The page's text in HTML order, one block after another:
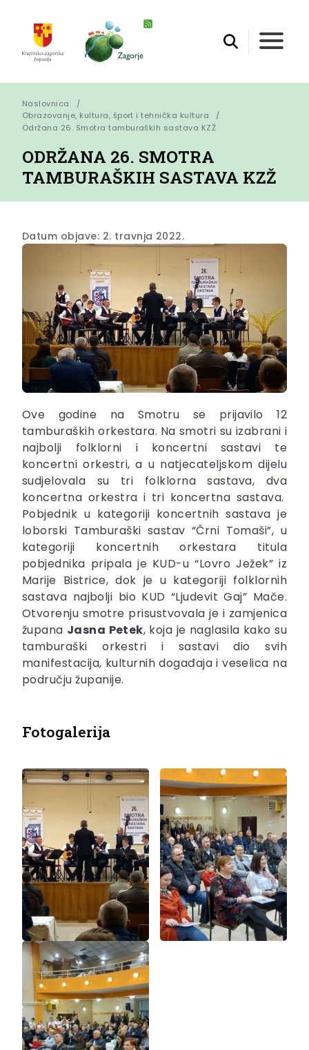
Naslovnica
Obrazovanje, kultura, šport i tehnička kultura
Održana 26. Smotra tamburaških sastava KZŽ
ODRŽANA 26. SMOTRA
TAMBURAŠKIH SASTAVA KZŽ
Datum objave: 2. travnja 2022.
Ove godine na Smotru se prijavilo 12
tamburaških orkestara. Na smotri su izabrani i
najbolji folklorni i koncertni sastavi te
koncertni orkestri, a u natjecateljskom dijelu
sudjelovala su tri folklorna sastava, dva
koncertna orkestra i tri koncertna sastava.
Pobjednik u kategoriji koncertnih sastava je
loborski Tamburaški sastav “Črni Tomaši”, u
kategoriji koncertnih orkestara titula
pobjednika pripala je KUD-u “Lovro Ježek” iz
Marije Bistrice, dok je u kategoriji folklornih
sastava najbolji bio KUD “Ljudevit Gaj” Mače.
Otvorenju smotre prisustvovala je i zamjenica
župana Jasna Petek, koja je naglasila kako su
tamburaški orkestri i sastavi dio svih
manifestacija, kulturnih događaja i veselica na
području županije.
Fotogalerija